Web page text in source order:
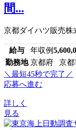
間...
京都ダイハツ販売株
給与 年収例
勤務地 京都府 京都
＼最短45秒で完了／
応募へ進む
詳しく
見る